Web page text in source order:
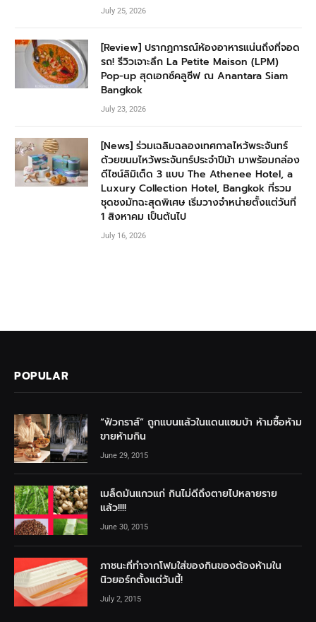
July 25, 2026
[Review] ปรากฏการณ์ห้องอาหารแน่นถึงที่จอด
รถ! รีวิวเจาะลึก La Petite Maison (LPM)
Pop-up สุดเอกซ์คลูซีฟ ณ Anantara Siam
Bangkok
July 23, 2026
[News] ร่วมเฉลิมฉลองเทศกาลไหว้พระจันทร์
ด้วยขนมไหว้พระจันทร์ประจำปีม้า มาพร้อมกล่อง
ดีไซน์ลิมิเต็ด 3 แบบ The Athenee Hotel, a
Luxury Collection Hotel, Bangkok ที่รวม
ชุดชงมัทฉะสุดพิเศษ เริ่มวางจำหน่ายตั้งแต่วันที่
1 สิงหาคม เป็นต้นไป
July 16, 2026
POPULAR
“ฟัวกราส์” ถูกแบนแล้วในแดนแซมบ้า ห้ามซื้อห้าม
ขายห้ามกิน
June 29, 2015
เมล็ดมันแกวแก่ กินไม่ดีถึงตายไปหลายราย
แล้ว!!!!
June 30, 2015
ภาชนะที่ทำจากโฟมใส่ของกินของต้องห้ามใน
นิวยอร์กตั้งแต่วันนี้!
July 2, 2015